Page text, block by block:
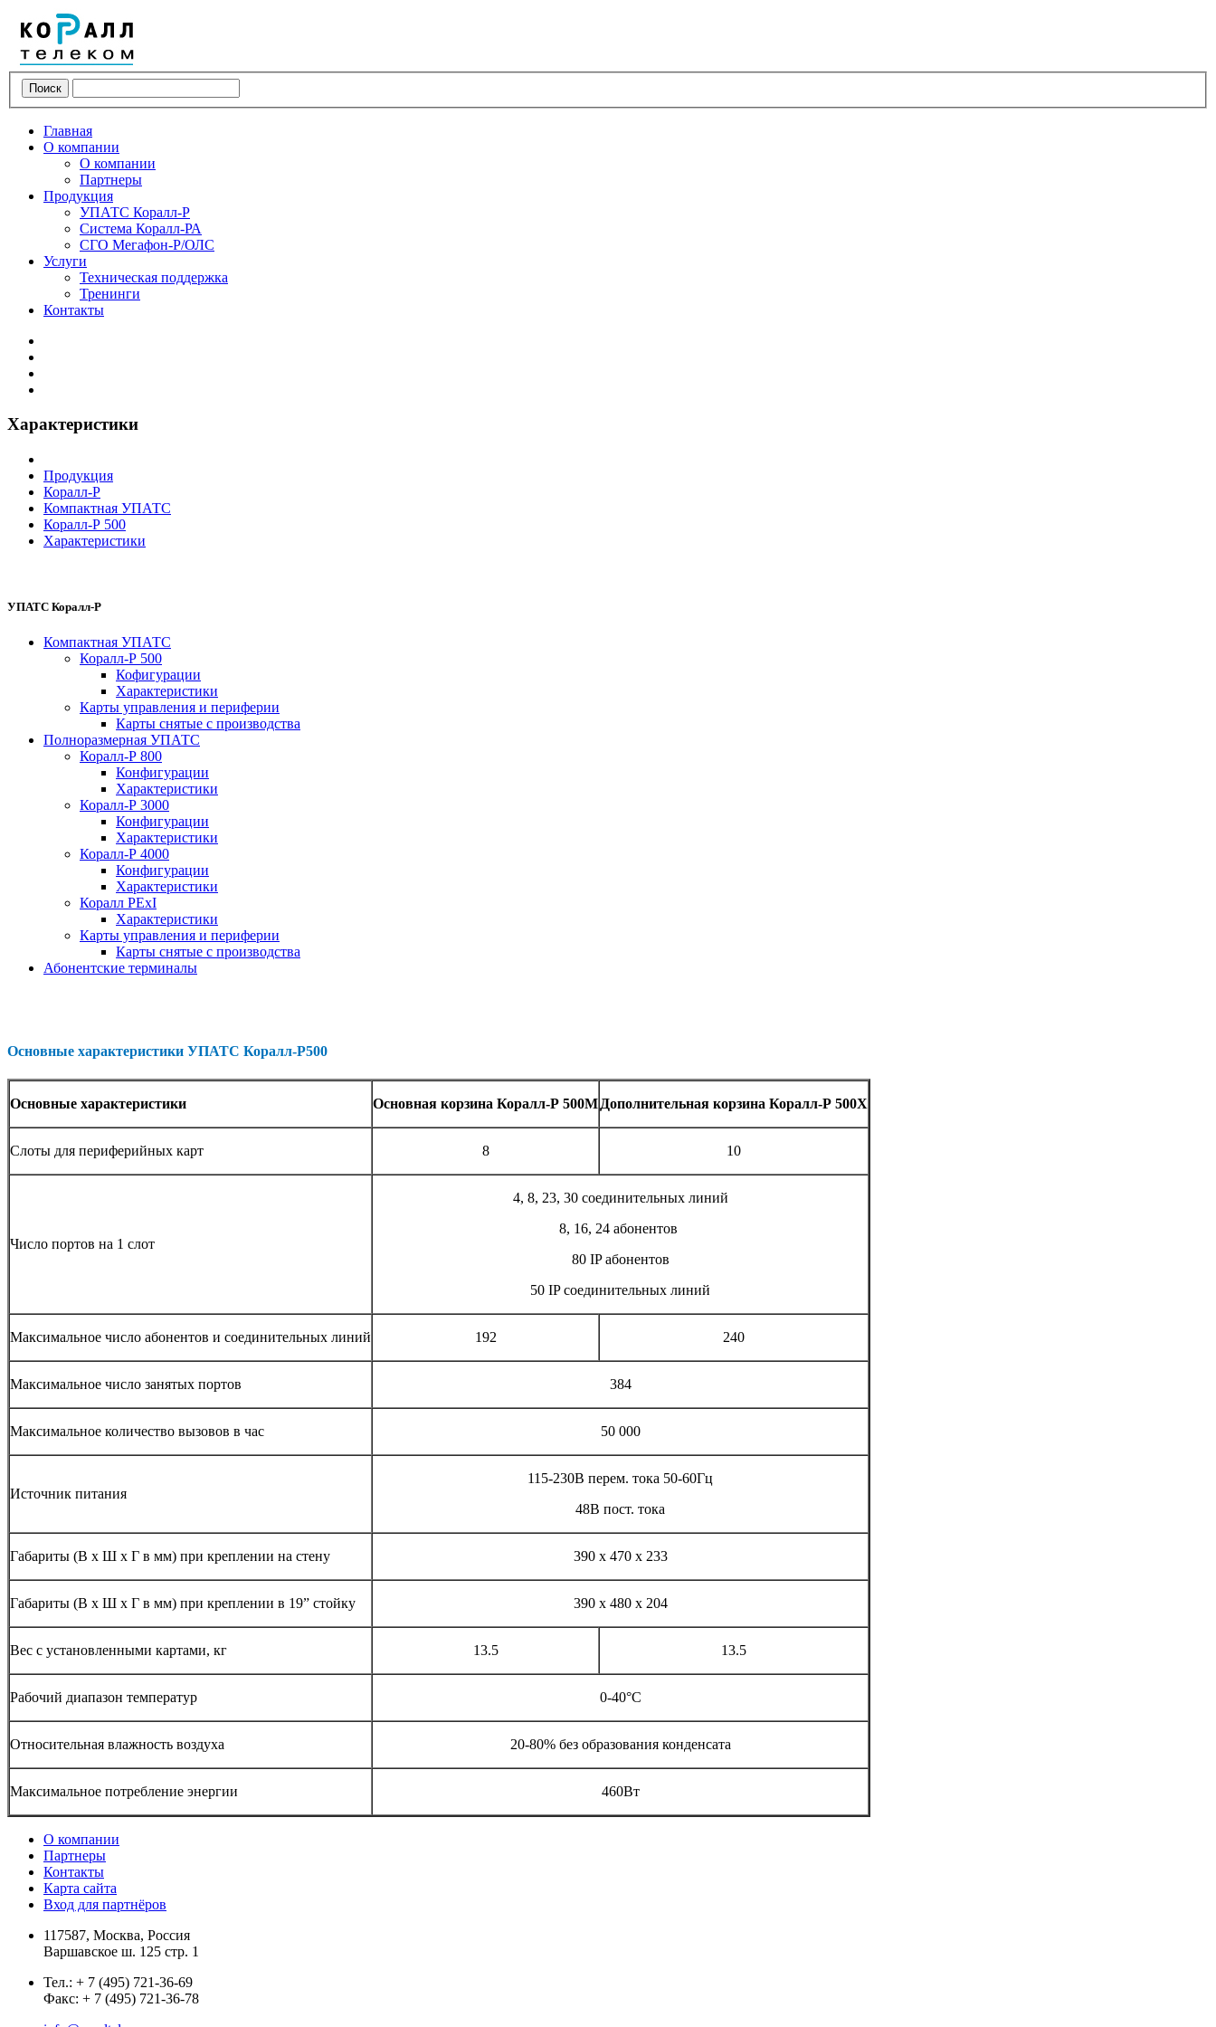
Поиск
Главная
О компании
О компании
Партнеры
Продукция
УПАТС Коралл-Р
Система Коралл-РА
СГО Мегафон-Р/ОЛС
Услуги
Техническая поддержка
Тренинги
Контакты
Характеристики
Продукция
Коралл-Р
Компактная УПАТС
Коралл-Р 500
Характеристики
УПАТС Коралл-Р
Компактная УПАТС
Коралл-Р 500
Кофигурации
Характеристики
Карты управления и периферии
Карты снятые с производства
Полноразмерная УПАТС
Коралл-Р 800
Конфигурации
Характеристики
Коралл-Р 3000
Конфигурации
Характеристики
Коралл-Р 4000
Конфигурации
Характеристики
Коралл PExI
Характеристики
Карты управления и периферии
Карты снятые с производства
Абонентские терминалы
Основные характеристики УПАТС Коралл-Р500
Основные характеристики Основная корзина Коралл-Р 500М Дополнительная корзина Коралл-Р 500Х
Слоты для периферийных карт 8 10
Число портов на 1 слот
4, 8, 23, 30 соединительных линий
8, 16, 24 абонентов
80 IP абонентов
50 IP соединительных линий
Максимальное число абонен­тов и соединительных линий 192 240
Максимальное число занятых портов 384
Максимальное количество вызовов в час 50 000
Источник питания
115-230В перем. тока 50-60Гц
48В пост. тока
Габариты (В х Ш х Г в мм) при креплении на стену 390 х 470 х 233
Габариты (В х Ш х Г в мм) при креплении в 19” стойку 390 х 480 х 204
Вес с установленными картами, кг 13.5 13.5
Рабочий диапазон температур 0-40°С
Относительная влажность воз­духа 20-80% без образования конденсата
Максимальное потребление энергии 460Вт
О компании
Партнеры
Контакты
Карта сайта
Вход для партнёров
117587, Москва, Россия
Варшавское ш. 125 стр. 1
Тел.: + 7 (495) 721-36-69
Факс: + 7 (495) 721-36-78